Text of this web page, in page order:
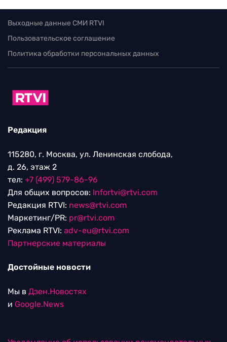
Выходные данные СМИ RTVI
Пользовательское соглашение
Политика обработки персональных данных
Редакция
115280, г. Москва, ул. Ленинская слобода,
д. 26, этаж 2
тел: +7 (499) 579-86-96
Для общих вопросов: Infortvi@rtvi.com
Редакция RTVI: news@rtvi.com
Маркетинг/PR: pr@rtvi.com
Реклама RTVI: adv-eu@rtvi.com
Партнерские материалы
Достойные новости
Мы в Дзен.Новостях
и Google.News